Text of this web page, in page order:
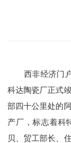
西非经济门户
科达陶瓷厂正式
部四十公里处的
产厂，标志着科
贝、贸工部长、